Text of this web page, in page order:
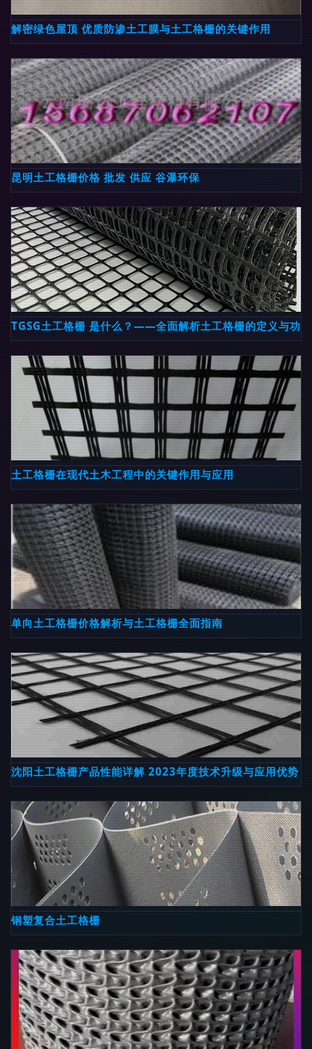
解密绿色屋顶 优质防渗土工膜与土工格栅的关键作用
昆明土工格栅价格 批发 供应 谷瀑环保
TGSG土工格栅 是什么？——全面解析土工格栅的定义与功能
土工格栅在现代土木工程中的关键作用与应用
单向土工格栅价格解析与土工格栅全面指南
沈阳土工格栅产品性能详解 2023年度技术升级与应用优势
钢塑复合土工格栅